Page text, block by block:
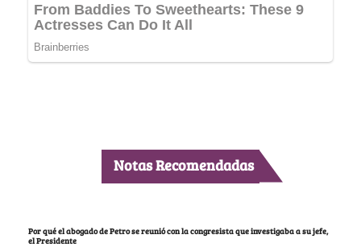
Notas Recomendadas
Por qué el abogado de Petro se reunió con la congresista que investigaba a su jefe,
el Presidente